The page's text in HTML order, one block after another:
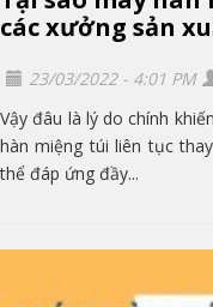
các xưởng sản
23/03/2022 - 4:01 PM
Vậy đâu là lý do chính
hàn miệng túi liên tục
thể đáp ứng đầy...